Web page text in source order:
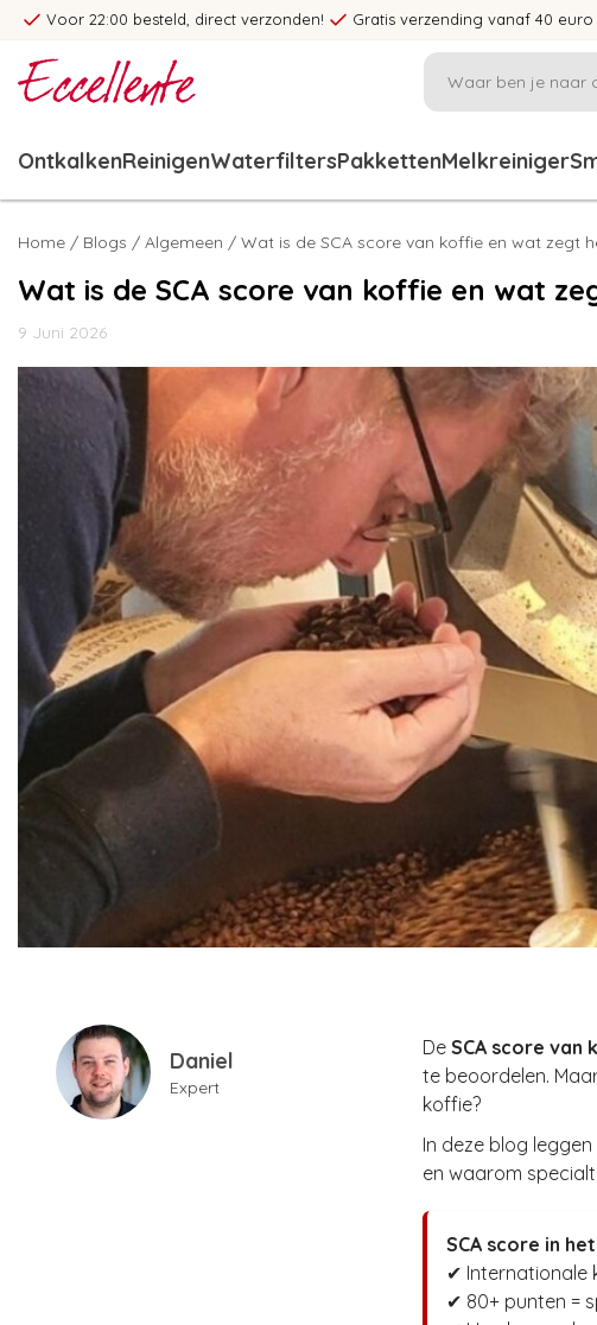
Voor 22:00 besteld, direct verzonden! Gratis verzending vanaf 40 euro
OntkalkenReinigenWaterfiltersPakkettenMelkreiniger
Home / Blogs / Algemeen / Wat is de SCA score van koffie en wat zegt
Wat is de SCA score van koffie en wat
9 Juni 2026
Daniel
Expert
De SCA score van
te beoordelen.
koffie?
In deze blog
en waarom
SCA score in
✔ Internationale
✔ 80+ punten =